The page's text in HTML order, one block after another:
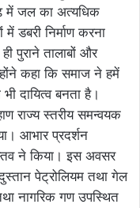
में जल का अत्यधिक
डबरी निर्माण करना
पुराने तालाबों और
कहा कि समाज ने हमें
दायित्व बनता है।
राज्य स्तरीय समन्वयक
आभार प्रदर्शन
ने किया। इस अवसर
पेट्रोलियम तथा गेल
तथा नागरिक गण उपस्थित